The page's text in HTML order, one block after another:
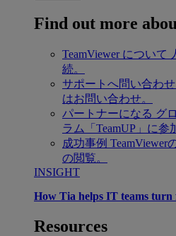
Find out more
TeamViewer について
続。
サポートへ問い合わせ
はお問い合わせ。
パートナーになる グ
ラム「TeamUP」に参
成功事例 TeamViewer
の閲覧。
INSIGHT
How Tia helps IT teams turn
Resources